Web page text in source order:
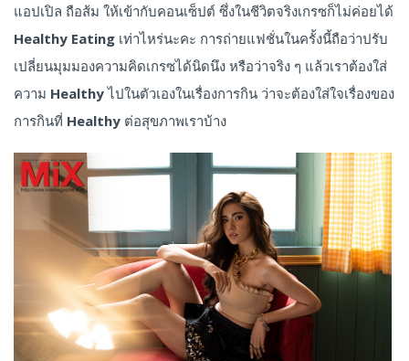
แอปเปิล ถือส้ม ให้เข้ากับคอนเซ็ปต์ ซึ่งในชีวิตจริงเกรซก็ไม่ค่อยได้
Healthy Eating เท่าไหร่นะคะ การถ่ายแฟชั่นในครั้งนี้ถือว่าปรับ
เปลี่ยนมุมมองความคิดเกรซได้นิดนึง หรือว่าจริง ๆ แล้วเราต้องใส่
ความ Healthyไปในตัวเองในเรื่องการกิน ว่าจะต้องใส่ใจเรื่องของ
การกินที่ Healthy ต่อสุขภาพเราบ้าง